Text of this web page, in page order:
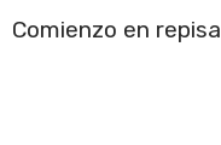
Comienzo en repisa